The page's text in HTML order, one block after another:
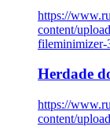
https://
content/
fileminimizer-
Herdade
https://
content/